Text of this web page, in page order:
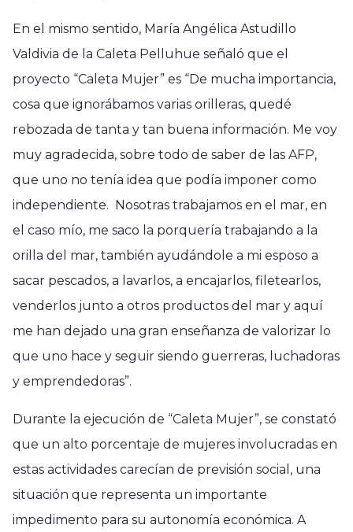
En el mismo sentido, María Angélica Astudillo
Valdivia de la Caleta Pelluhue señaló que el
proyecto “Caleta Mujer” es “De mucha importancia,
cosa que ignorábamos varias orilleras, quedé
rebozada de tanta y tan buena información. Me voy
muy agradecida, sobre todo de saber de las AFP,
que uno no tenía idea que podía imponer como
independiente. Nosotras trabajamos en el mar, en
el caso mío, me saco la porquería trabajando a la
orilla del mar, también ayudándole a mi esposo a
sacar pescados, a lavarlos, a encajarlos, filetearlos,
venderlos junto a otros productos del mar y aquí
me han dejado una gran enseñanza de valorizar lo
que uno hace y seguir siendo guerreras, luchadoras
y emprendedoras”.
Durante la ejecución de “Caleta Mujer”, se constató
que un alto porcentaje de mujeres involucradas en
estas actividades carecían de previsión social, una
situación que representa un importante
impedimento para su autonomía económica. A